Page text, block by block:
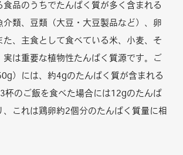
食品のうちでたんぱく質が多く含まれる
介類、豆類（大豆・大豆製品など）、卵
た、主食として食べている米、小麦、そ
実は重要な植物性たんぱく質源です。ご
）には、約4gのたんぱく質が含まれる
杯のご飯を食べた場合には12gのたんぱ
、これは鶏卵約2個分のたんぱく質量に相